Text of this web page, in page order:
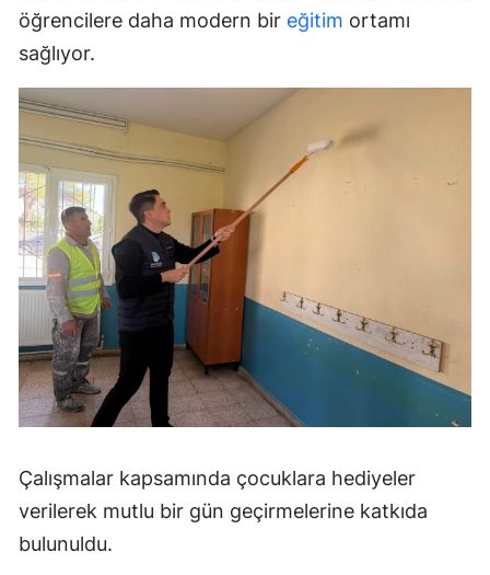
öğrencilere daha modern bir eğitim ortamı
sağlıyor.
Çalışmalar kapsamında çocuklara hediyeler
verilerek mutlu bir gün geçirmelerine katkıda
bulunuldu.